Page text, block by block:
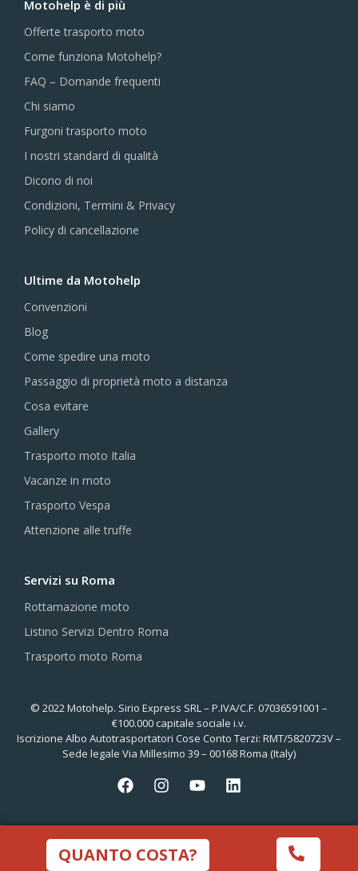
Motohelp è di più
Offerte trasporto moto
Come funziona Motohelp?
FAQ – Domande frequenti
Chi siamo
Furgoni trasporto moto
I nostri standard di qualità
Dicono di noi
Condizioni, Termini & Privacy
Policy di cancellazione
Ultime da Motohelp
Convenzioni
Blog
Come spedire una moto
Passaggio di proprietà moto a distanza
Cosa evitare
Gallery
Trasporto moto Italia
Vacanze in moto
Trasporto Vespa
Attenzione alle truffe
Servizi su Roma
Rottamazione moto
Listino Servizi Dentro Roma
Trasporto moto Roma
© 2022 Motohelp. Sirio Express SRL – P.IVA/C.F. 07036591001 –
€100.000 capitale sociale i.v.
Iscrizione Albo Autotrasportatori Cose Conto Terzi: RMT/5820723V –
Sede legale Via Millesimo 39 – 00168 Roma (Italy)
QUANTO COSTA?